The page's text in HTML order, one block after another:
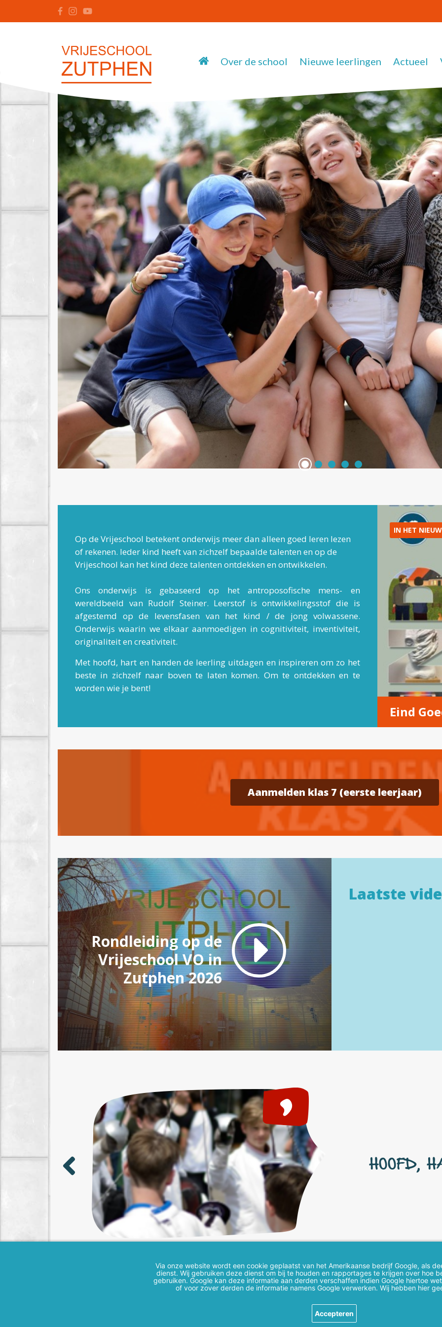
Via onze website wordt een cookie geplaatst van het Amerikaanse bedrijf Google, als
dienst. Wij gebruiken deze dienst om bij te houden en rapportages te krijgen over hoe
gebruiken. Google kan deze informatie aan derden verschaffen indien Google hiertoe
of voor zover derden de informatie namens Google verwerken. Wij hebben hier
Accepteren
Over de school Nieuwe leerlingen Actueel
Op de Vrijeschool betekent onderwijs meer dan alleen goed leren lezen
of rekenen. Ieder kind heeft van zichzelf bepaalde talenten en op de
Vrijeschool kan het kind deze talenten ontdekken en ontwikkelen.
Ons onderwijs is gebaseerd op het antroposofische mens- en
wereldbeeld van Rudolf Steiner. Leerstof is ontwikkelingsstof die is
afgestemd op de levensfasen van het kind / de jong volwassene.
Onderwijs waarin we elkaar aanmoedigen in cognitiviteit, inventiviteit,
originaliteit en creativiteit.
Met hoofd, hart en handen de leerling uitdagen en inspireren om zo het
beste in zichzelf naar boven te laten komen. Om te ontdekken en te
worden wie je bent!
IN HET
Eind
Aanmelden klas 7 (eerste leerjaar)
Rondleiding op de
Vrijeschool VO in
Zutphen 2026
Laatste